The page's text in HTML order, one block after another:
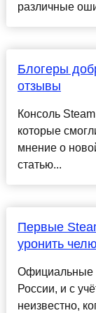
различные
Блогеры
отзывы
Консоль
которые
мнение о
статью...
Первые
уронить
Официальные
России, и с
неизвестно,